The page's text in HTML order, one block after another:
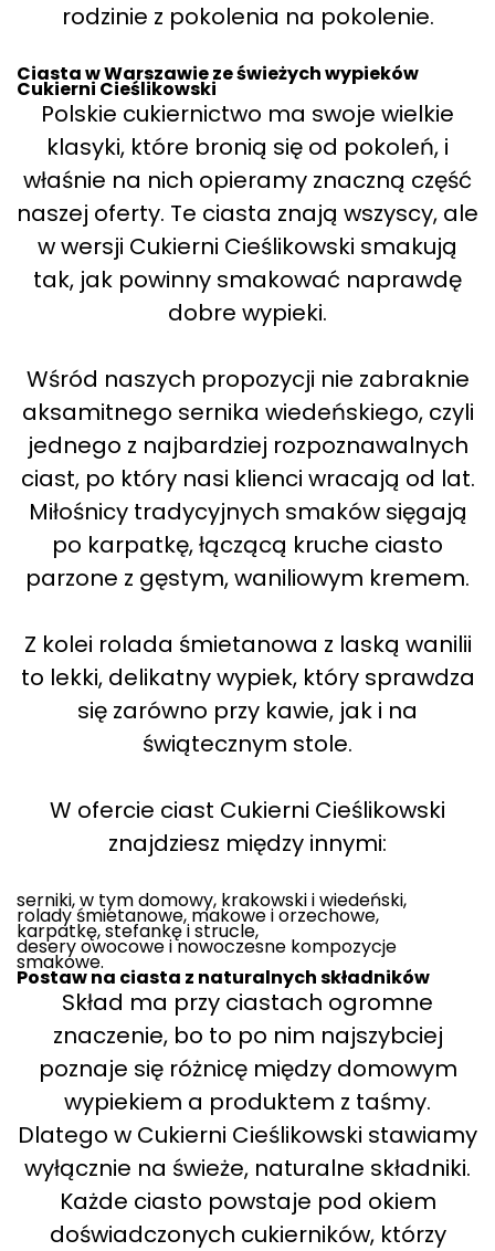
rodzinie z pokolenia na pokolenie.
Ciasta w Warszawie ze świeżych wypieków
Cukierni Cieślikowski
Polskie cukiernictwo ma swoje wielkie
klasyki, które bronią się od pokoleń, i
właśnie na nich opieramy znaczną część
naszej oferty. Te ciasta znają wszyscy, ale
w wersji Cukierni Cieślikowski smakują
tak, jak powinny smakować naprawdę
dobre wypieki.
Wśród naszych propozycji nie zabraknie
aksamitnego sernika wiedeńskiego, czyli
jednego z najbardziej rozpoznawalnych
ciast, po który nasi klienci wracają od lat.
Miłośnicy tradycyjnych smaków sięgają
po karpatkę, łączącą kruche ciasto
parzone z gęstym, waniliowym kremem.
Z kolei rolada śmietanowa z laską wanilii
to lekki, delikatny wypiek, który sprawdza
się zarówno przy kawie, jak i na
świątecznym stole.
W ofercie ciast Cukierni Cieślikowski
znajdziesz między innymi:
serniki, w tym domowy, krakowski i wiedeński,
rolady śmietanowe, makowe i orzechowe,
karpatkę, stefankę i strucle,
desery owocowe i nowoczesne kompozycje
smakowe.
Postaw na ciasta z naturalnych składników
Skład ma przy ciastach ogromne
znaczenie, bo to po nim najszybciej
poznaje się różnicę między domowym
wypiekiem a produktem z taśmy.
Dlatego w Cukierni Cieślikowski stawiamy
wyłącznie na świeże, naturalne składniki.
Każde ciasto powstaje pod okiem
doświadczonych cukierników, którzy